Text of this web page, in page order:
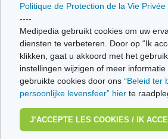
Politique de Protection de la Vie Privée
----
Medipedia gebruikt cookies om uw
diensten te verbeteren. Door op “Ik
klikken, gaat u akkoord met het
instellingen wijzigen of meer
gebruikte cookies door ons “Beleid ter
persoonlijke levensfeer” hier te
J’ACCEPTE LES COOKIES / IK